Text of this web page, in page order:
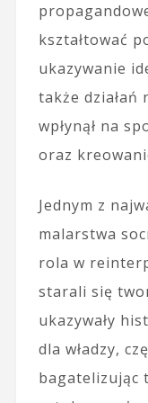
kształtować
ukazywanie
także działań
wpłynął na
oraz
Jednym z
malarstwa
rola w
starali się
ukazywały
dla władzy,
bagatelizując